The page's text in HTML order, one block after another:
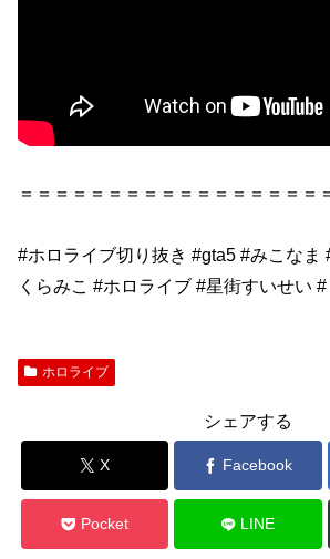
＝＝＝＝＝＝＝＝＝＝＝＝＝＝＝＝＝
#ホロライブ切り抜き #gta5 #みこなま
くらみこ #ホロライブ #星街すいせい
ホロライブ
シェアする
X Facebook
Pocket LINE